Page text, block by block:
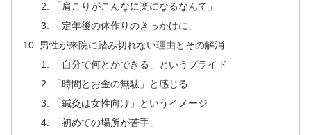
「肩こりがこんなに楽になるなんて」
「定年後の体作りのきっかけに」
男性が来院に踏み切れない理由とその解消
「自分で何とかできる」というプライド
「時間とお金の無駄」と感じる
「鍼灸は女性向け」というイメージ
「初めての場所が苦手」